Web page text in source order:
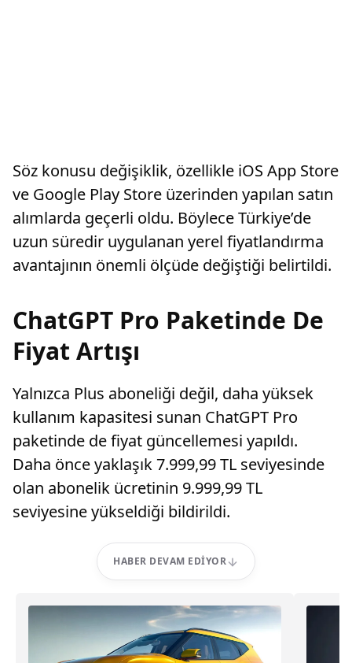
Söz konusu değişiklik, özellikle iOS App Store
ve Google Play Store üzerinden yapılan satın
alımlarda geçerli oldu. Böylece Türkiye’de
uzun süredir uygulanan yerel fiyatlandırma
avantajının önemli ölçüde değiştiği belirtildi.
ChatGPT Pro Paketinde De
Fiyat Artışı
Yalnızca Plus aboneliği değil, daha yüksek
kullanım kapasitesi sunan ChatGPT Pro
paketinde de fiyat güncellemesi yapıldı.
Daha önce yaklaşık 7.999,99 TL seviyesinde
olan abonelik ücretinin 9.999,99 TL
seviyesine yükseldiği bildirildi.
HABER DEVAM EDIYOR